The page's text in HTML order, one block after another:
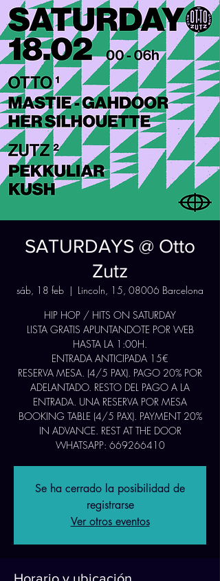
SATURDAYS @ Otto
Zutz
sáb, 18 feb
  |
Lincoln, 15, 08006 Barcelona
HIP HOP / HITS ON SATURDAY
LISTA GRATIS APUNTANDOTE POR WEB
HASTA LA 1:00H.
ENTRADA ANTICIPADA 15€
RESERVA MESA. (4/5 PAX). PAGO 20% POR
ADELANTADO. RESTO DEL PAGO A LA
ENTRADA. UNA RESERVA POR MESA
BOOKING TABLE (4/5 PAX). PAYMENT 20%
IN ADVANCE. REST AT THE DOOR
WHATSAPP: 669266410
Se ha cerrado la posibilidad de
registrarse
Ver otros eventos